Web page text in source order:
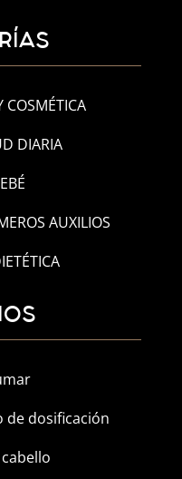
COSMÉTICA
DIARIA
AUXILIOS
de dosificación